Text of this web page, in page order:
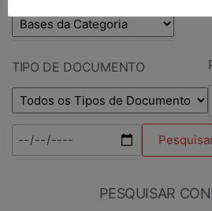
TIPO DE DOCUMENTO
PESQUISAR